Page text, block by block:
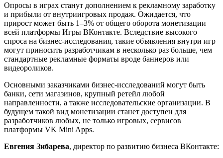
Опросы в играх станут дополнением к рекламному заработку
и прибыли от внутриигровых продаж. Ожидается, что
прирост может быть 1–3% от общего оборота монетизации
всей платформы Игры ВКонтакте. Вследствие высокого
спроса на бизнес-исследования, такие объявления внутри игр
могут приносить разработчикам в несколько раз больше, чем
стандартные рекламные форматы вроде баннеров или
видеороликов.
Основными заказчиками бизнес-исследований могут быть
банки, сети магазинов, крупный ретейл любой
направленности, а также исследовательские организации. В
будущем такой вид монетизации станет доступен для
разработчиков любых, не только игровых, сервисов
платформы VK Mini Apps.
Евгения Зибарева, директор по развитию бизнеса ВКонтакте: